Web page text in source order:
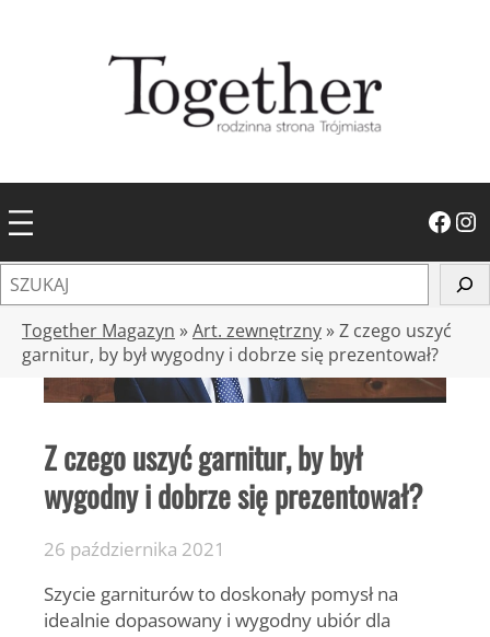
Facebook Instagram
z
Together Magazyn »Art. zewnętrzny»Z czego uszyć
garnitur, by był wygodny i dobrze się prezentował?
Z czego uszyć garnitur, by był
wygodny i dobrze się prezentował?
26 października 2021
Szycie garniturówto doskonały pomysł na
idealnie dopasowany i wygodny ubiór dla